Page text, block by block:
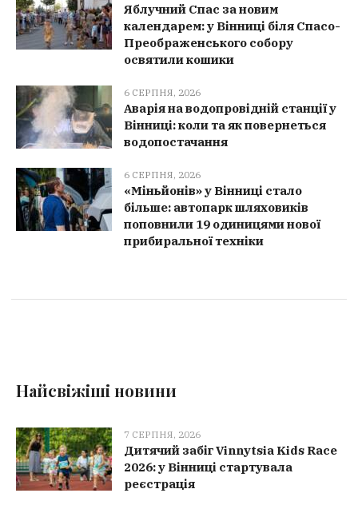
Яблучний Спас за новим
календарем: у Вінниці біля Спасо-
Преображенського собору
освятили кошики
6 СЕРПНЯ, 2026
Аварія на водопровідній станції у
Вінниці: коли та як повернеться
водопостачання
6 СЕРПНЯ, 2026
«Міньйонів» у Вінниці стало
більше: автопарк шляховиків
поповнили 19 одиницями нової
прибиральної техніки
Найсвіжіші новини
7 СЕРПНЯ, 2026
Дитячий забіг Vinnytsia Kids Race
2026: у Вінниці стартувала
реєстрація